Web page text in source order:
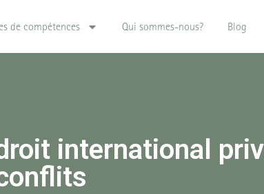
de compétences Qui sommes-nous? Blog
international